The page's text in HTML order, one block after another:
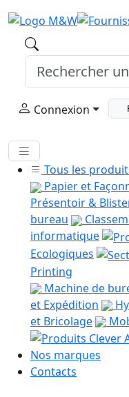
Connexion
Tous les
Papier et
Présentoir &
bureau
informatique
Ecologiques
Printing
Machine de
et Expédition
et Bricolage
Nos marques
Contacts